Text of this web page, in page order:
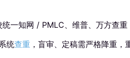
一知网 / PMLC、维普、万方查重
统查重 ，盲审、定稿需严格降重，